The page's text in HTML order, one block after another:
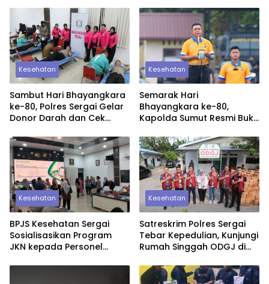
Kesehatan
Sambut Hari Bhayangkara
ke-80, Polres Sergai Gelar
Donor Darah dan Cek
Warga
Kesehatan
Semarak Hari
Bhayangkara ke-80,
Kapolda Sumut Resmi Buka
Rohani 2026
Kesehatan
BPJS Kesehatan Sergai
Sosialisasikan Program
JKN kepada Personel
Kesehatan
Satreskrim Polres Sergai
Tebar Kepedulian, Kunjungi
Rumah Singgah ODGJ di